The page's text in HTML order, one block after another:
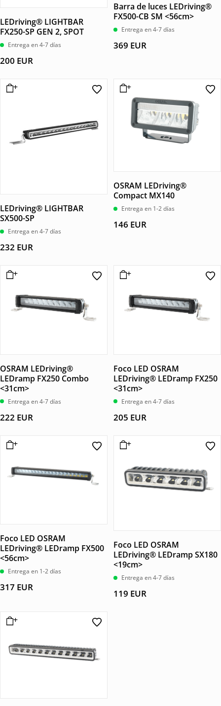
LEDriving® LIGHTBAR
FX250-SP GEN 2, SPOT
Entrega en 4-7 días
200 EUR
Barra de luces LEDriving®
FX500-CB SM <56cm>
Entrega en 4-7 días
369 EUR
LEDriving® LIGHTBAR
SX500-SP
Entrega en 4-7 días
232 EUR
OSRAM LEDriving®
Compact MX140
Entrega en 1-2 días
146 EUR
OSRAM LEDriving®
LEDramp FX250 Combo
<31cm>
Entrega en 4-7 días
222 EUR
Foco LED OSRAM
LEDriving® LEDramp FX250
<31cm>
Entrega en 4-7 días
205 EUR
Foco LED OSRAM
LEDriving® LEDramp FX500
<56cm>
Entrega en 1-2 días
317 EUR
Foco LED OSRAM
LEDriving® LEDramp SX180
<19cm>
Entrega en 4-7 días
119 EUR